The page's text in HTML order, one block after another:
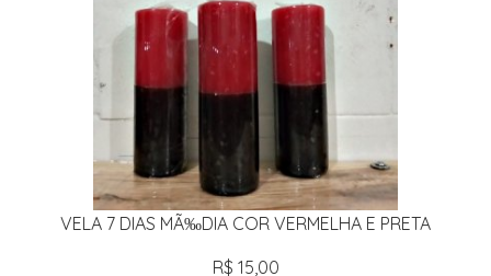
VELA 7 DIAS MÃ‰DIA COR VERMELHA E PRETA
R$ 15,00